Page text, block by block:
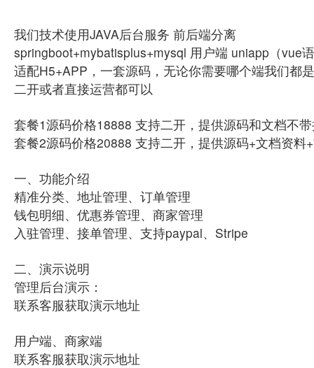
我们技术使用JAVA后台服务 前后端分离
springboot+mybatisplus+mysql 用户端 uniapp（vue
适配H5+APP，一套源码，无论你需要哪个端我们都
二开或者直接运营都可以
套餐1源码价格18888 支持二开，提供源码和文档不
套餐2源码价格20888 支持二开，提供源码+文档资料
一、功能介绍
精准分类、地址管理、订单管理
钱包明细、优惠券管理、商家管理
入驻管理、接单管理、支持paypal、Stripe
二、演示说明
管理后台演示：
联系客服获取演示地址
用户端、商家端
联系客服获取演示地址